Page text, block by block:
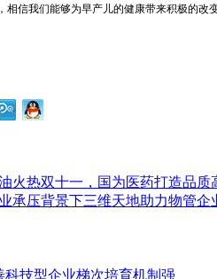
信我们能够为早产儿的健康带来积极的改
火热双十一，国为医药打造品质
承压背景下三维天地助力物管企
科技型企业梯次培育机制强